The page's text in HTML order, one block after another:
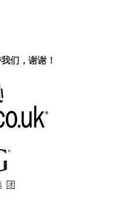
们，谢谢！